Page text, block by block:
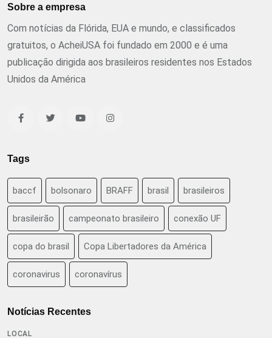
Sobre a empresa
Com notícias da Flórida, EUA e mundo, e classificados
gratuitos, o AcheiUSA foi fundado em 2000 e é uma
publicação dirigida aos brasileiros residentes nos Estados
Unidos da América
Tags
baccf bolsonaro BRAFF brasil brasileiros
brasileirão campeonato brasileiro conexão UF
copa do brasil Copa Libertadores da América
coronavirus coronavírus
Notícias Recentes
LOCAL